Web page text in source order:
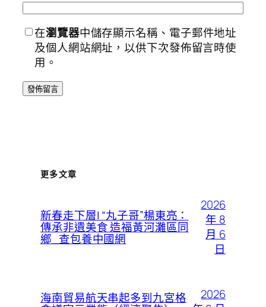
在瀏覽器中儲存顯示名稱、電子郵件地址
及個人網站網址，以供下次發佈留言時使
用。
更多文章
新春走下層| “丸子哥”楊東亮：
傳承非遺美食 造福黃河灘區同
鄉_查包養中國網
2026
年 8
月 6
日
海南貿易航天串起多到九宮格
2026